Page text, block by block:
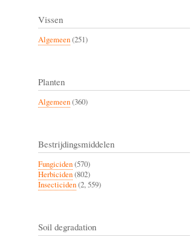
Vissen
Algemeen(251)
Planten
Algemeen(360)
Bestrijdingsmiddelen
Fungiciden(570)
Herbiciden(802)
Insecticiden(2, 559)
Soil degradation